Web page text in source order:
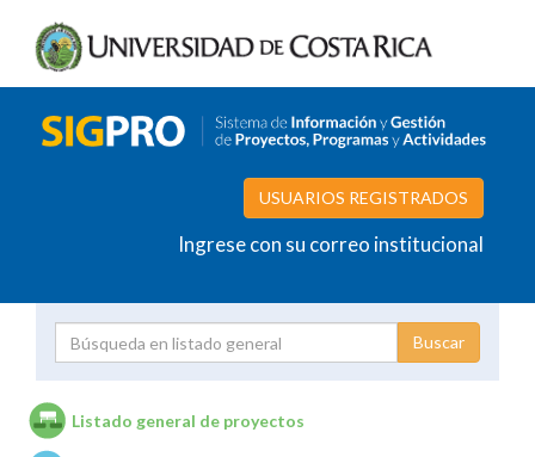
USUARIOS REGISTRADOS
Ingrese con su correo institucional
Listado general de proyectos